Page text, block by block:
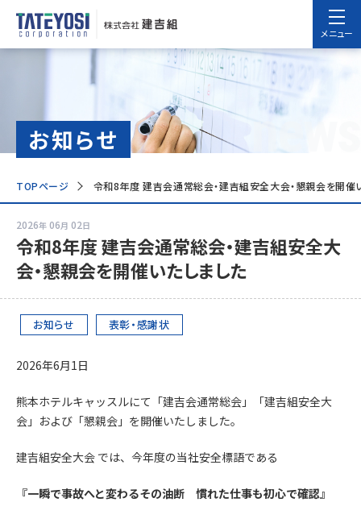
メニュー
お知らせ news
TOPページ 令和8年度 建吉会通常総会・建吉組安全大会・懇親会を開催
2026年 06月 02日
令和8年度 建吉会通常総会・建吉組安全大
会・懇親会を開催いたしました
お知らせ 表彰・感謝状
2026年6月1日
熊本ホテルキャッスルにて「建吉会通常総会」「建吉組安全大
会」および「懇親会」を開催いたしました。
建吉組安全大会 では、今年度の当社安全標語である
『一瞬で事故へと変わるその油断 慣れた仕事も初心で確認』